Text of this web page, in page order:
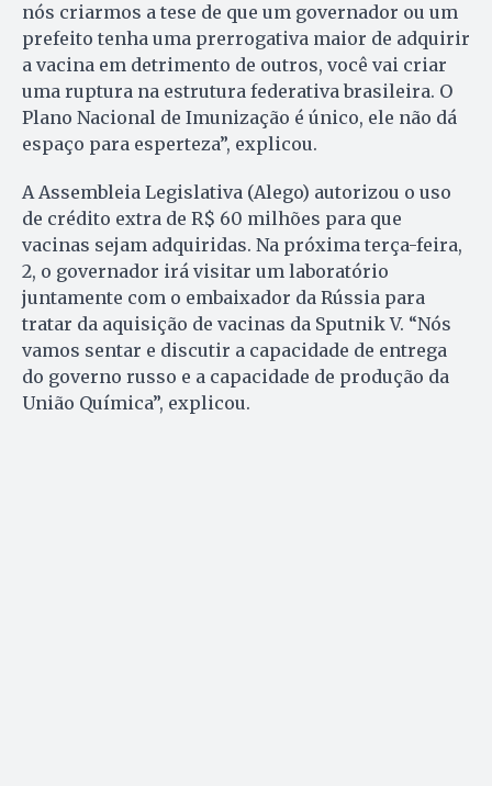
nós criarmos a tese de que um governador ou um
prefeito tenha uma prerrogativa maior de adquirir
a vacina em detrimento de outros, você vai criar
uma ruptura na estrutura federativa brasileira. O
Plano Nacional de Imunização é único, ele não dá
espaço para esperteza”, explicou.
A Assembleia Legislativa (Alego) autorizou o uso
de crédito extra de R$ 60 milhões para que
vacinas sejam adquiridas. Na próxima terça-feira,
2, o governador irá visitar um laboratório
juntamente com o embaixador da Rússia para
tratar da aquisição de vacinas da Sputnik V. “Nós
vamos sentar e discutir a capacidade de entrega
do governo russo e a capacidade de produção da
União Química”, explicou.